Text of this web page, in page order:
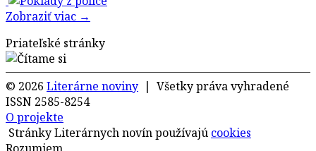
Zobraziť viac →
Priateľské stránky
© 2026 Literárne noviny | Všetky práva vyhradené
ISSN 2585-8254
O projekte
Stránky Literárnych novín používajú cookies